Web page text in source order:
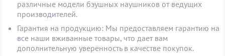
различные модели бэушных наушников от ведущих
производителей.
Гарантия на продукцию: Мы предоставляем гарантию на
все наши вживанные товары, что дает вам
дополнительную уверенность в качестве покупок.